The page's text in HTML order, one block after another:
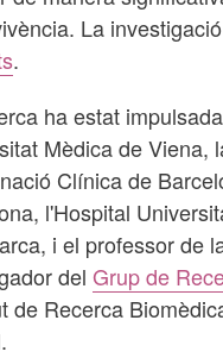
La
.
ha estat
Mèdica de Viena,
Clínica de
l'Hospital
i el professor de
del Grup de
de Recerca